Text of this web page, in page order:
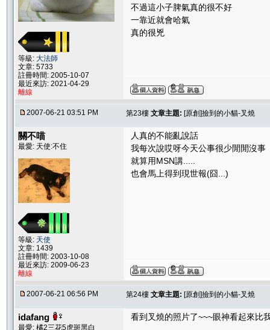
等級: 大法師
文章: 5733
註冊時間: 2005-10-07
最近來訪: 2021-04-29
離線
不過這小子脾氣真的很不好
一靠近就會哈氣
真的很兇
2007-06-21 03:51 PM 第23樓 文章主題: [原創]撿到的小貓-叉燒
關不喵
最愛: 天使:不住
等級: 天使
文章: 1439
註冊時間: 2003-10-08
最近來訪: 2009-06-23
離線
人真的不能亂說話
我每次說哎呀今天公事很少閒閒沒事
就算用MSN講.....
也會馬上得到現世報(囧...)
2007-06-21 06:56 PM 第24樓 文章主題: [原創]撿到的小貓-叉燒
idafang
最愛: 橘2三花5虎斑黑白
看到叉燒的照片了~~~眼神看起來比